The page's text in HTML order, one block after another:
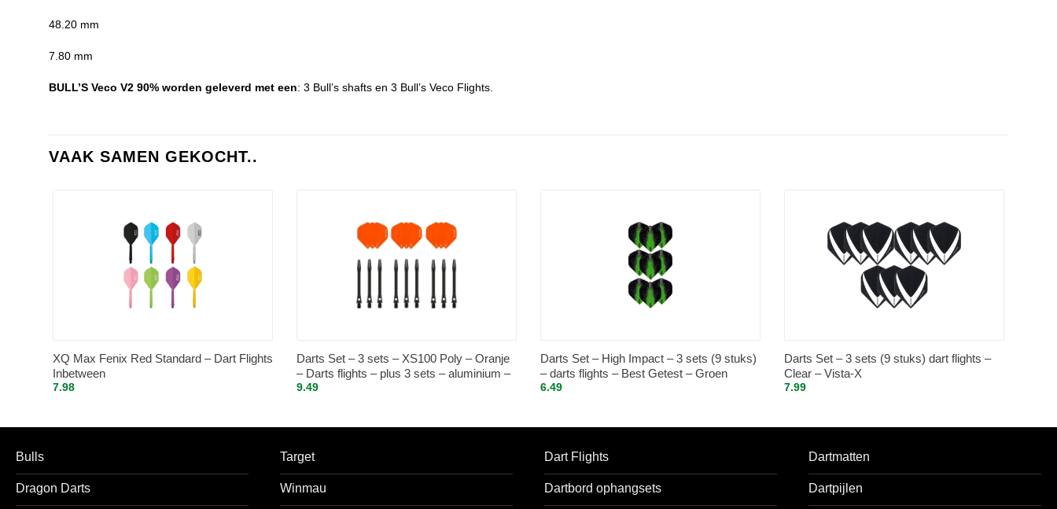
48.20 mm
7.80 mm
BULL’S Veco V2 90% worden geleverd met een: 3 Bull’s shafts en 3 Bull’s Veco Flights.
VAAK SAMEN GEKOCHT..
XQ Max Fenix Red Standard – Dart Flights
Inbetween
7.98
Darts Set – 3 sets – XS100 Poly – Oranje
– Darts flights – plus 3 sets – aluminium –
darts shafts – zwart – medium
9.49
Darts Set – High Impact – 3 sets (9 stuks)
– darts flights – Best Getest – Groen
6.49
Darts Set – 3 sets (9 stuks) dart flights –
Clear – Vista-X
7.99
Bulls
Dragon Darts
Target
Winmau
Dart Flights
Dartbord ophangsets
Dartmatten
Dartpijlen